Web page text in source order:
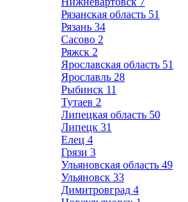
Рязанская область 51
Рязань 34
Сасово 2
Ряжск 2
Ярославская область 51
Ярославль 28
Рыбинск 11
Тутаев 2
Липецкая область 50
Липецк 31
Елец 4
Грязи 3
Ульяновская область 49
Ульяновск 33
Димитровград 4